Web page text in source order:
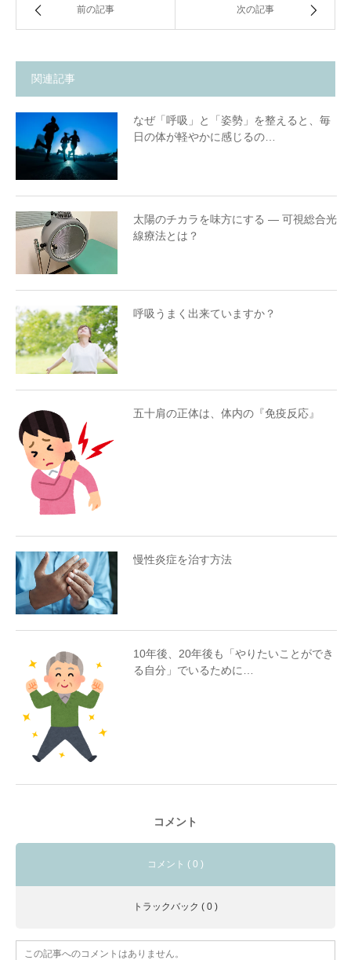
前の記事 次の記事
関連記事
なぜ「呼吸」と「姿勢」を整えると、毎
日の体が軽やかに感じるの…
太陽のチカラを味方にする ― 可視総合光
線療法とは？
呼吸うまく出来ていますか？
五十肩の正体は、体内の『免疫反応』
慢性炎症を治す方法
10年後、20年後も「やりたいことができ
る自分」でいるために…
コメント
コメント ( 0 )
トラックバック ( 0 )
この記事へのコメントはありません。